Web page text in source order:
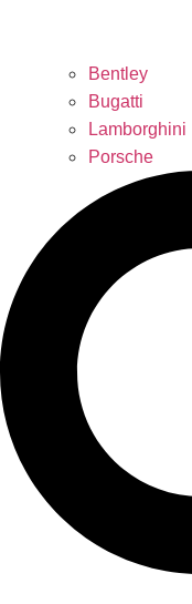
Bentley
Bugatti
Lamborghini
Porsche